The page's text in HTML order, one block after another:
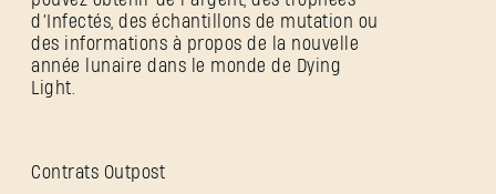
d’Infectés, des échantillons de mutation ou
des informations à propos de la nouvelle
année lunaire dans le monde de Dying
Light.
Contrats Outpost